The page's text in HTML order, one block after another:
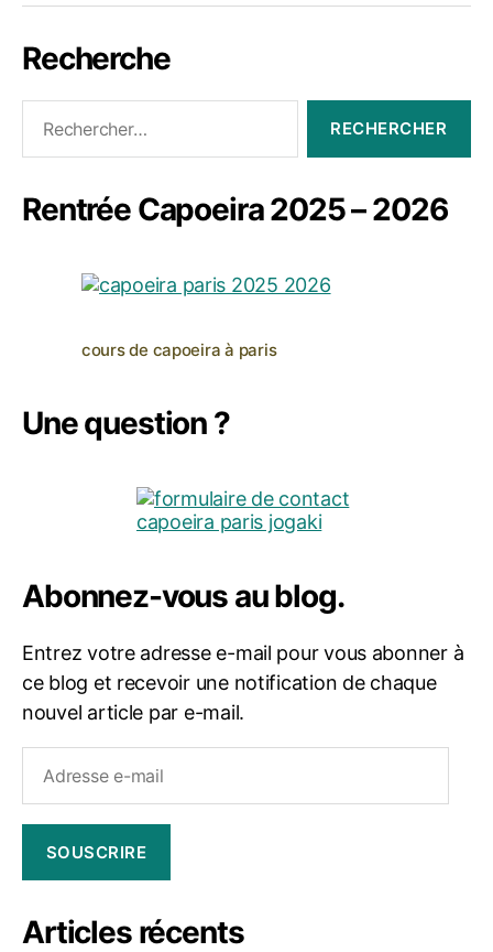
Recherche
Rentrée Capoeira 2025 – 2026
cours de capoeira à paris
Une question ?
Abonnez-vous au blog.
Entrez votre adresse e-mail pour vous abonner à
ce blog et recevoir une notification de chaque
nouvel article par e-mail.
SOUSCRIRE
Articles récents